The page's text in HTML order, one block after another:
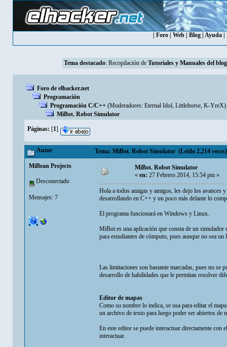
Foro| Web| Blog| Ayuda|
Tema destacado: Recopilación de Tutoriales y Manuales del blog
Foro de elhacker.net
Programación
Programación C/C++ (Moderadores: Eternal Idol, Littlehorse, K-YreX)
MiBot. Robot Simulator
Páginas: [1]
Autor Tema: MiBot. Robot Simulator (Leído 2,214 veces)
MiBean Projects
Desconectado
Mensajes: 7
MiBot. Robot Simulator
«en:27 Febrero 2014, 15:54 pm »
Hola a todos amigas y amigos, les dejo los avances
desarrollando en C++ y un poco más delante lo
El programa funcionará en Windows y Linux.
MiBot es una aplicación que consta de un
para estudiantes de cómputo, pues aunque no sea
Las limitaciones son bastante marcadas, pues no se
desarrollo de habilidades que le permitan resolver
Editor de mapas
Como su nombre lo indica, se usa para editar el
un archivo de texto para luego poder ser abiertos de
En este editor se puede interactuar directamente
interactuar.